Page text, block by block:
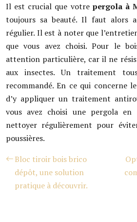
Il est crucial que votre pergola à
toujours sa beauté. Il faut alors
régulier. Il est à noter que
que vous avez choisi. Pour le
attention particulière, car il ne
aux insectes. Un traitement
recommandé. En ce qui concerne
d’y appliquer un traitement
vous avez choisi une pergola
nettoyer régulièrement pour
poussières.
Bloc tiroir bois brico
dépôt, une solution
pratique à découvrir.